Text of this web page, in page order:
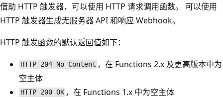
借助 HTTP 触发器，可以使用 HTTP 请求调用函数。 可以使用
HTTP 触发器生成无服务器 API 和响应 Webhook。
HTTP 触发函数的默认返回值如下：
HTTP 204 No Content ，在 Functions 2.x 及更高版本中为
空主体
HTTP 200 OK ，在 Functions 1.x 中为空主体